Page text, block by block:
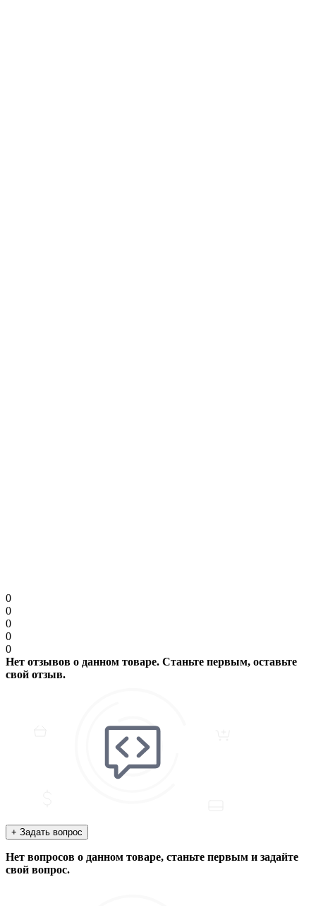
0
0
0
0
0
Нет отзывов о данном товаре. Станьте первым, оставьте
свой отзыв.
+ Задать вопрос
Нет вопросов о данном товаре, станьте первым и задайте
свой вопрос.